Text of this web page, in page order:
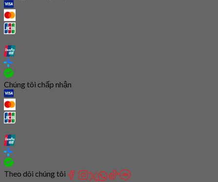
Chúng tôi chấp nhận
Theo dõi chúng tôi